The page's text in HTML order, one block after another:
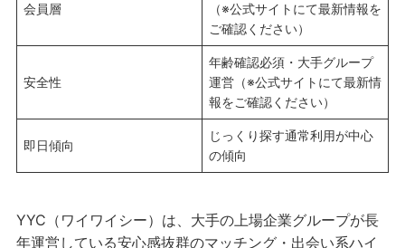
会員層
（※公式サイトにて最新情報を
ご確認ください）
安全性
年齢確認必須・大手グループ
運営（※公式サイトにて最新情
報をご確認ください）
即日傾向
じっくり探す通常利用が中心
の傾向
YYC（ワイワイシー）は、大手の上場企業グループが長
年運営している安心感抜群のマッチング・出会い系ハイ